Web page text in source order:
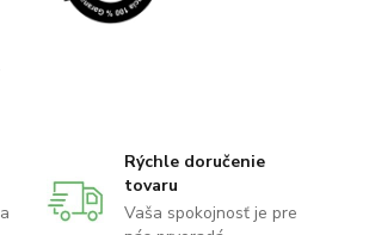
Rýchle doručenie
tovaru
Vaša spokojnosť je pre